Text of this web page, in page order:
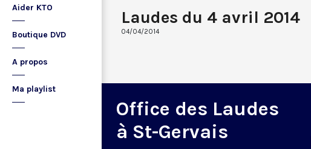
Aider KTO
Boutique DVD
A propos
Ma playlist
Laudes du 4 avril 2014
04/04/2014
Office des Laudes
à St-Gervais